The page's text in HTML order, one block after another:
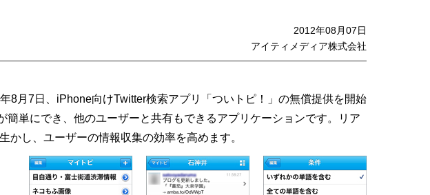
2012年08月07日
アイティメディア株式会社
8月7日、iPhone向けTwitter検索アプリ「ついトピ！」の無償提供を開始
単にでき、他のユーザーと共有もできるアプリケーションです。リア
し、ユーザーの情報収集の効率を高めます。